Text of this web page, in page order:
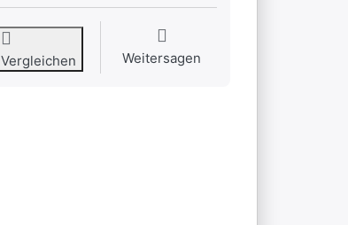
Vergleichen Weitersagen